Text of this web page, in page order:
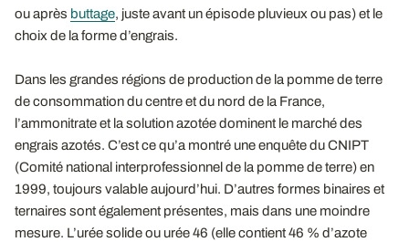
ou après buttage, juste avant un épisode pluvieux ou pas) et le
choix de la forme d’engrais.
Dans les grandes régions de production de la pomme de terre
de consommation du centre et du nord de la France,
l’ammonitrate et la solution azotée dominent le marché des
engrais azotés. C’est ce qu’a montré une enquête du CNIPT
(Comité national interprofessionnel de la pomme de terre) en
1999, toujours valable aujourd’hui. D’autres formes binaires et
ternaires sont également présentes, mais dans une moindre
mesure. L’urée solide ou urée 46 (elle contient 46 % d’azote